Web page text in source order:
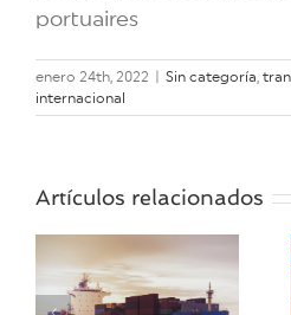
portuaires
enero 24th, 2022 Sin categoría
internacional
Artículos relacionados
Los precios
de los
contenedores
y los